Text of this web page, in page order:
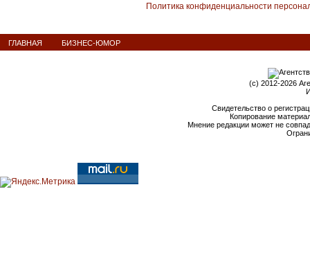
Политика конфиденциальности
ГЛАВНАЯ БИЗНЕС-ЮМОР
(c) 2012-2026
Свидетельство о
Копирование
Мнение редакции может не